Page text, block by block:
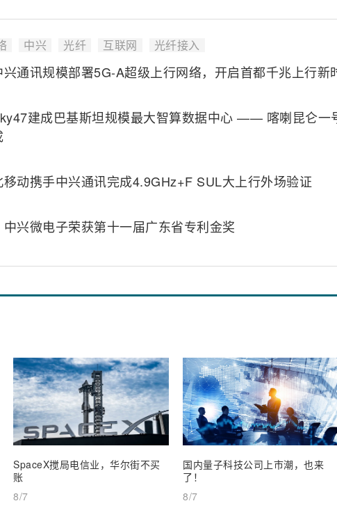
中兴 光纤 互联网 光纤接入
通讯规模部署5G-A超级上行网络，开启首都千兆上行新
建成巴基斯坦规模最大智算数据中心 —— 喀喇昆仑一
动携手中兴通讯完成4.9GHz+F SUL大上行外场验证
兴微电子荣获第十一届广东省专利金奖
SpaceX搅局电信业，华尔街不买
账
8/7
国内量子科技公司上市潮，也来
了！
8/7